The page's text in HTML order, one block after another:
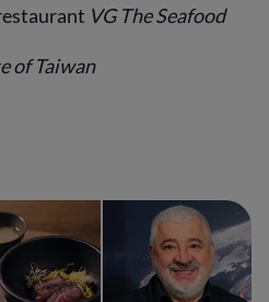
VG The Seafood
of Taiwan